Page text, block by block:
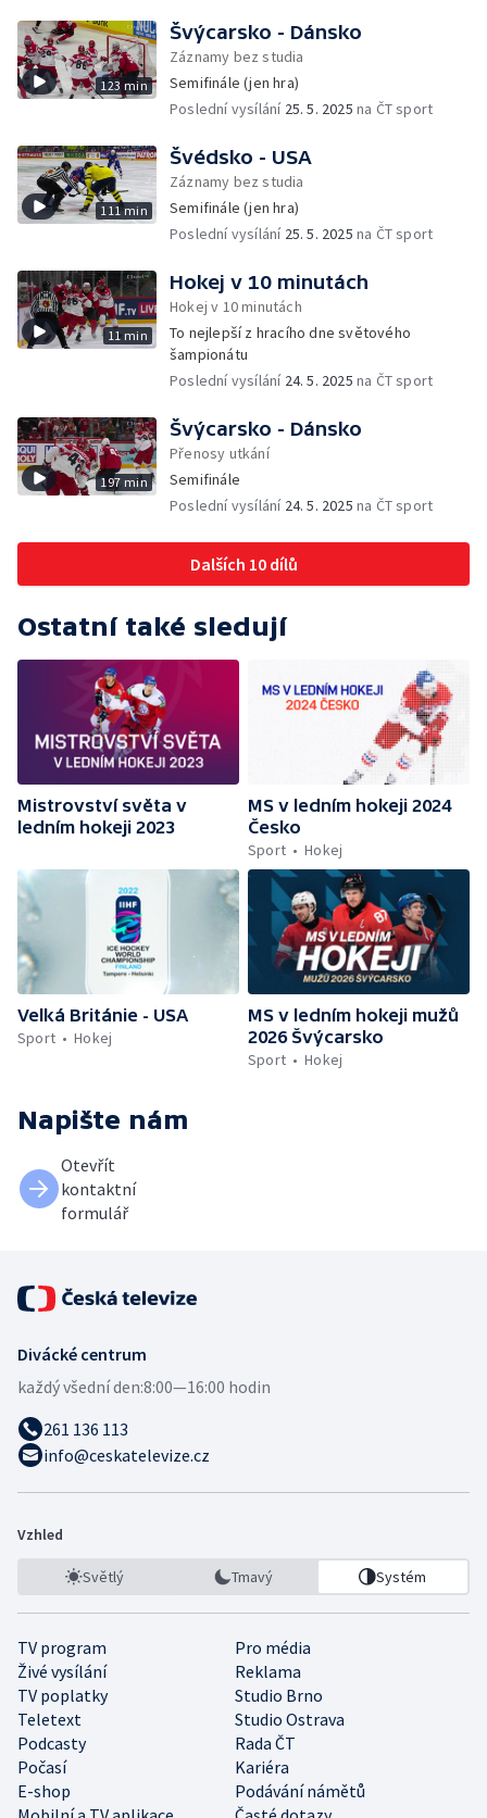
123 min
Švýcarsko - Dánsko
Záznamy bez studia
Semifinále (jen hra)
Poslední vysílání 25. 5. 2025 na ČT sport
111 min
Švédsko - USA
Záznamy bez studia
Semifinále (jen hra)
Poslední vysílání 25. 5. 2025 na ČT sport
11 min
Hokej v 10 minutách
Hokej v 10 minutách
To nejlepší z hracího dne světového
šampionátu
Poslední vysílání 24. 5. 2025 na ČT sport
197 min
Švýcarsko - Dánsko
Přenosy utkání
Semifinále
Poslední vysílání 24. 5. 2025 na ČT sport
Dalších 10 dílů
Ostatní také sledují
Mistrovství světa v
ledním hokeji 2023
MS v ledním hokeji 2024
Česko
Sport
Hokej
Velká Británie - USA
Sport
Hokej
MS v ledním hokeji mužů
2026 Švýcarsko
Sport
Hokej
Napište nám
Otevřít
kontaktní
formulář
Divácké centrum
každý všední den:8:00—16:00 hodin
261 136 113
info@ceskatelevize.cz
Vzhled
Světlý Tmavý Systém
TV program
Pro média
Živé vysílání
Reklama
TV poplatky
Studio Brno
Teletext
Studio Ostrava
Podcasty
Rada ČT
Počasí
Kariéra
E-shop
Podávání námětů